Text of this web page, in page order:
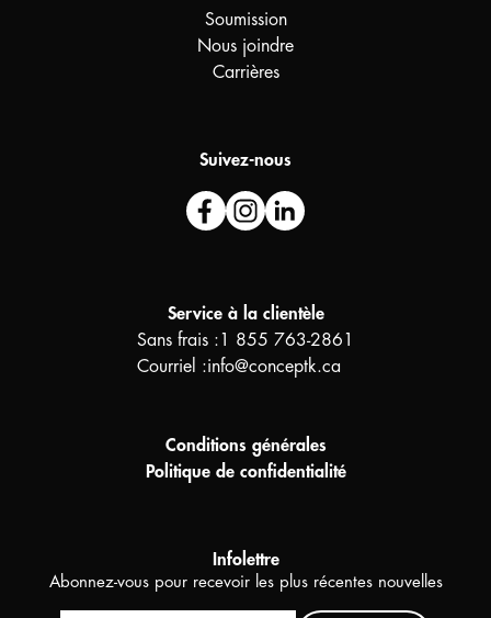
Soumission
Nous joindre
Carrières
Suivez-nous
Service à la clientèle
Sans frais :1 855 763-2861
Courriel :info@conceptk.ca
Conditions générales
Politique de confidentialité
Infolettre
Abonnez-vous pour recevoir les plus récentes nouvelles